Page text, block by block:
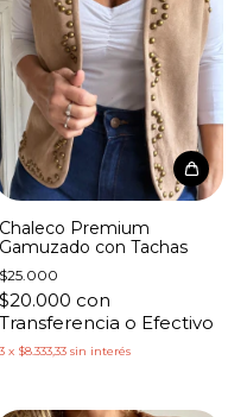
Chaleco Premium
Gamuzado con Tachas
$25.000
$20.000 con
Transferencia o Efectivo
3 x $8.333,33 sin interés